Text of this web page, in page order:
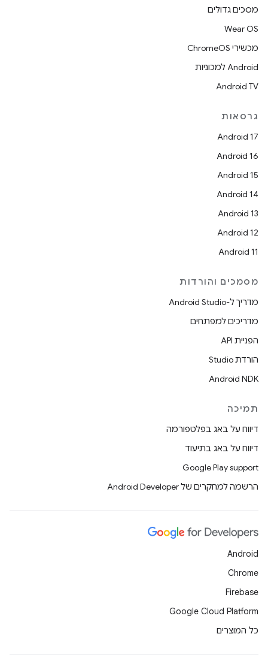
מסכים גדולים
Wear OS
מכשירי ChromeOS
Android למכוניות
Android TV
גרסאות
Android 17
Android 16
Android 15
Android 14
Android 13
Android 12
Android 11
מסמכים והורדות
מדריך ל-Android Studio
מדריכים למפתחים
הפניית API
הורדת Studio
Android NDK
תמיכה
דיווח על באג בפלטפורמה
דיווח על באג בתיעוד
Google Play support
הרשמה למחקרים של Android Developer
Android
Chrome
Firebase
Google Cloud Platform
כל המוצרים